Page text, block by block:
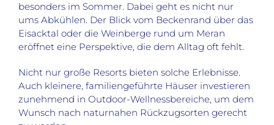
besonders im Sommer. Dabei geht es nicht nur
ums Abkühlen. Der Blick vom Beckenrand über das
Eisacktal oder die Weinberge rund um Meran
eröffnet eine Perspektive, die dem Alltag oft fehlt.
Nicht nur große Resorts bieten solche Erlebnisse.
Auch kleinere, familiengeführte Häuser investieren
zunehmend in Outdoor-Wellnessbereiche, um dem
Wunsch nach naturnahen Rückzugsorten gerecht